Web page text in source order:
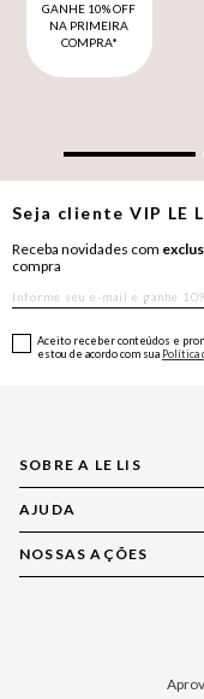
GANHE 10% OFF
NA PRIMEIRA
COMPRA*
Seja clienteVIP LE
Receba novidades com
compra
Aceito receber conteúdos e
estou de acordo com sua Política
SOBRE A LE LIS
Quem Somos
Nossas Lojas
Política de
AJUDA
Compre pelo
Central de
NOSSAS AÇÕES